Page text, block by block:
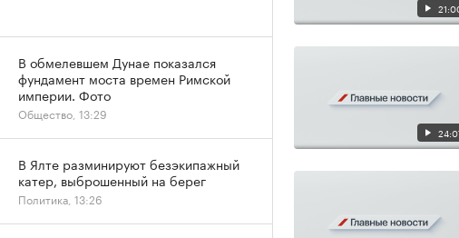
В обмелевшем Дунае показался
фундамент моста времен Римской
империи. Фото
Общество, 13:29
В Ялте разминируют безэкипажный
катер, выброшенный на берег
Политика, 13:26